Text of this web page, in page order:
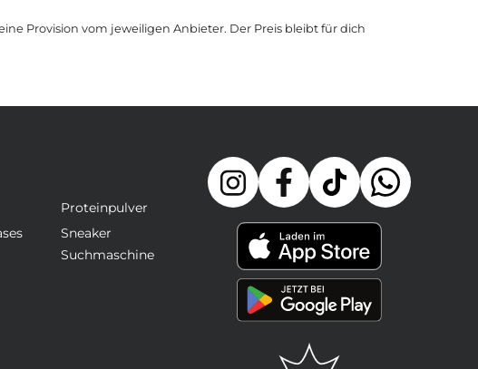
Provision vom jeweiligen Anbieter. Der Preis bleibt für dich
Proteinpulver
Sneaker
Suchmaschine